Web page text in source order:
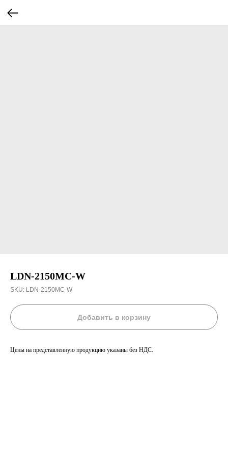
LDN-2150MC-W
SKU: LDN-2150MC-W
Добавить в корзину
Цены на представленную продукцию указаны без НДС.